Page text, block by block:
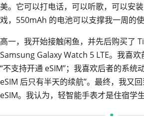
美。它可以打电话，可以听歌，可以安
戏，550mAh 的电池可以支撑我一周的使
高一，我开始接触闲鱼，并先后购买了
Samsung Galaxy Watch 5 LTE。我喜
“不支持开通 eSIM”；我喜欢后者的系统
eSIM 后只有半天的续航”。最终，我又
eSIM。我认为，轻智能手表才是住宿学